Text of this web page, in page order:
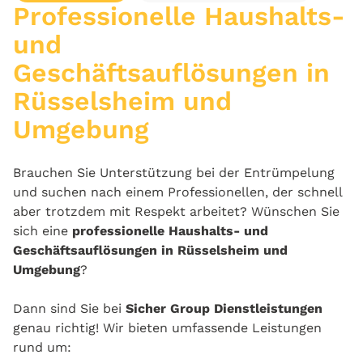
Professionelle Haushalts-
und
Geschäftsauflösungen in
Rüsselsheim und
Umgebung
Brauchen Sie Unterstützung bei der Entrümpelung
und suchen nach einem Professionellen, der schnell
aber trotzdem mit Respekt arbeitet? Wünschen Sie
sich eine professionelle Haushalts- und
Geschäftsauflösungen in Rüsselsheim und
Umgebung?
Dann sind Sie bei Sicher Group Dienstleistungen
genau richtig! Wir bieten umfassende Leistungen
rund um: